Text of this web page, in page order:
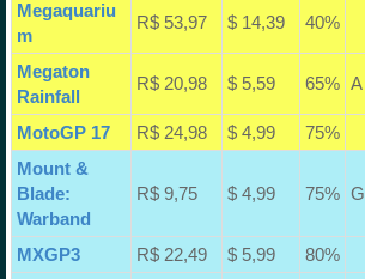
Megaquariu
m
R$ 53,97 $ 14,39 40%
Megaton
Rainfall
R$ 20,98 $ 5,59 65% A
MotoGP 17 R$ 24,98 $ 4,99 75%
Mount &
Blade:
Warband
R$ 9,75 $ 4,99 75% G
MXGP3 R$ 22,49 $ 5,99
80%